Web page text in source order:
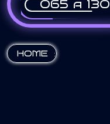
065 a 130
HOME :